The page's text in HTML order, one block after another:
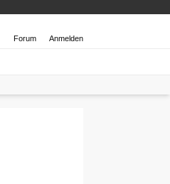
Forum Anmelden